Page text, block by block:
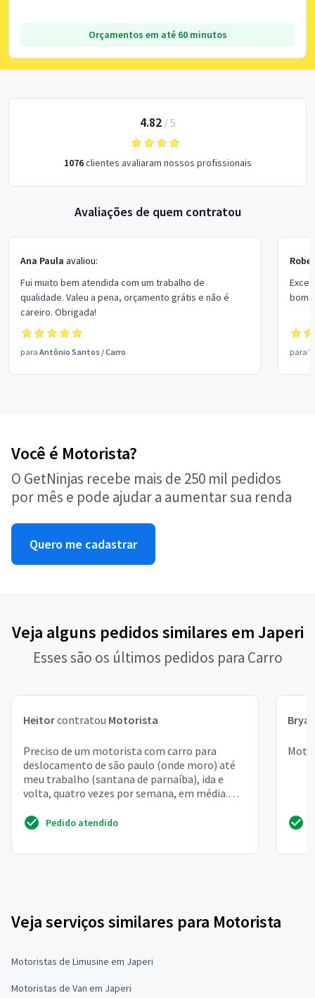
Orçamentos em até 60 minutos
4.82/ 5
1076clientes avaliaram nossos profissionais
Avaliações de quem contratou
Ana Paula avaliou:
Fui muito bem atendida com um trabalho de
qualidade. Valeu a pena, orçamento grátis e não é
careiro. Obrigada!
para Antônio Santos /Carro
bom
para
Você é Motorista?
O GetNinjas recebe mais de 250 mil pedidos
por mês e pode ajudar a aumentar sua renda
Quero me cadastrar
Veja alguns pedidos similares em Japeri
Esses são os últimos pedidos para Carro
Heitorcontratou Motorista
Preciso de um motorista com carro para
deslocamento de são paulo (onde moro) até
meu trabalho (santana de parnaíba), ida e
volta, quatro vezes por semana, em média.
Trabalho como médica e...
Pedido atendido
Veja serviços similares para Motorista
Motoristas de Limusine em Japeri
Motoristas de Van em Japeri